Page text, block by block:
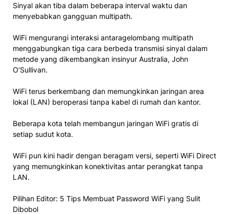
Sinyal akan tiba dalam beberapa interval waktu dan
menyebabkan gangguan multipath.
WiFi mengurangi interaksi antaragelombang multipath
menggabungkan tiga cara berbeda transmisi sinyal dalam
metode yang dikembangkan insinyur Australia, John
O’Sullivan.
WiFi terus berkembang dan memungkinkan jaringan area
lokal (LAN) beroperasi tanpa kabel di rumah dan kantor.
Beberapa kota telah membangun jaringan WiFi gratis di
setiap sudut kota.
WiFi pun kini hadir dengan beragam versi, seperti WiFi Direct
yang memungkinkan konektivitas antar perangkat tanpa
LAN.
Pilihan Editor: 5 Tips Membuat Password WiFi yang Sulit
Dibobol